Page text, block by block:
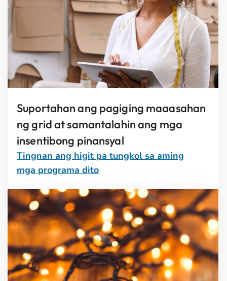
Suportahan ang pagiging maaasahan
ng grid at samantalahin ang mga
insentibong pinansyal
Tingnan ang higit pa tungkol sa aming
mga programa dito